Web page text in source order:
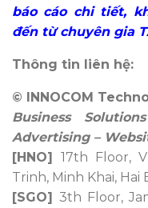
báo cáo chi tiết,
đến từ chuyên gia
Thông tin liên hệ:
© INNOCOM
Business
Advertising –
[HNO] 17th Floor,
Trinh, Minh Khai, Hai
[SGO]3th Floor,